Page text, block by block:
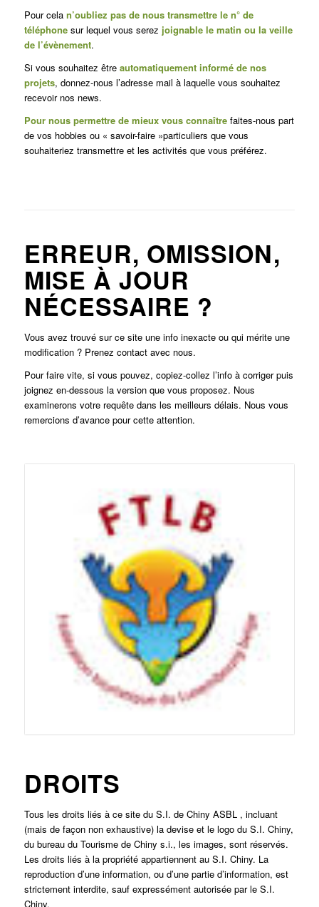
Pour cela n’oubliez pas de nous transmettre le n° de
téléphonesur lequel vous serez joignable le matin ou la veille
de l’évènement.
Si vous souhaitez être automatiquement informé de nos
projets, donnez-nous l’adresse mail à laquelle vous souhaitez
recevoir nos news.
Pour nous permettre de mieux vous connaîtrefaites-nous part
de vos hobbies ou « savoir-faire »particuliers que vous
souhaiteriez transmettre et les activités que vous préférez.
ERREUR, OMISSION,
MISE À JOUR
NÉCESSAIRE ?
Vous avez trouvé sur ce site une info inexacte ou qui mérite une
modification ? Prenez contact avec nous.
Pour faire vite, si vous pouvez, copiez-collez l’info à corriger puis
joignez en-dessous la version que vous proposez. Nous
examinerons votre requête dans les meilleurs délais. Nous vous
remercions d’avance pour cette attention.
DROITS
Tous les droits liés à ce site du S.I. de Chiny ASBL , incluant
(mais de façon non exhaustive) la devise et le logo du S.I. Chiny,
du bureau du Tourisme de Chiny s.i., les images, sont réservés.
Les droits liés à la propriété appartiennent au S.I. Chiny. La
reproduction d’une information, ou d’une partie d’information, est
strictement interdite, sauf expressément autorisée par le S.I.
Chiny.